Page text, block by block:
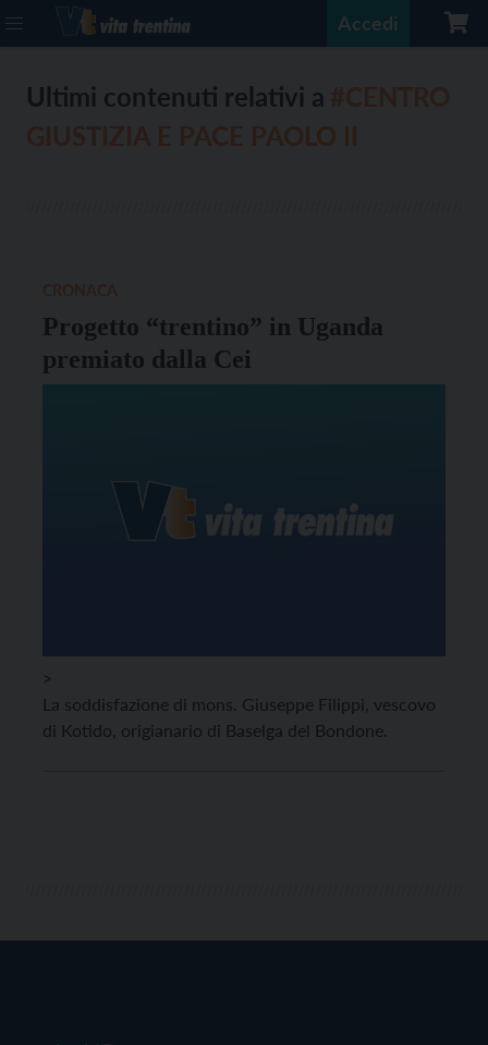
Accedi
Ultimi contenuti relativi a
Progetto “trentino” in Uganda
premiato dalla Cei
>
La soddisfazione di mons. Giuseppe Filippi, vescovo
di Kotido, origianario di Baselga del Bondone.